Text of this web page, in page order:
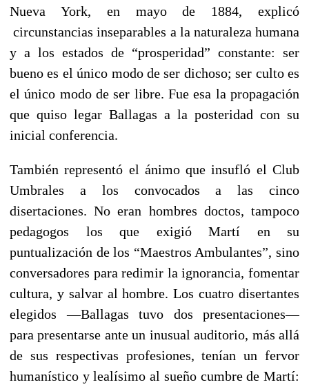
Nueva York, en mayo de 1884, explicó
circunstancias inseparables a la naturaleza humana
y a los estados de “prosperidad” constante: ser
bueno es el único modo de ser dichoso; ser culto es
el único modo de ser libre. Fue esa la propagación
que quiso legar Ballagas a la posteridad con su
inicial conferencia.
También representó el ánimo que insufló el Club
Umbrales a los convocados a las cinco
disertaciones. No eran hombres doctos, tampoco
pedagogos los que exigió Martí en su
puntualización de los “Maestros Ambulantes”, sino
conversadores para redimir la ignorancia, fomentar
cultura, y salvar al hombre. Los cuatro disertantes
elegidos —Ballagas tuvo dos presentaciones—
para presentarse ante un inusual auditorio, más allá
de sus respectivas profesiones, tenían un fervor
humanístico y lealísimo al sueño cumbre de Martí: